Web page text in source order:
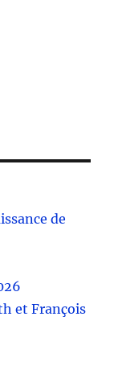
de
et François